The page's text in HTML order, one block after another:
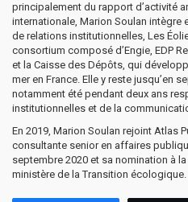
principalement du rapport d’activité
internationale, Marion Soulan intègre
de relations institutionnelles, Les
consortium composé d’Engie, EDP
et la Caisse des Dépôts, qui
mer en France. Elle y reste jusqu’en
notamment été pendant deux ans
institutionnelles et de la
En 2019, Marion Soulan rejoint Atlas
consultante senior en affaires
septembre 2020 et sa nomination à
ministère de la Transition écologique.